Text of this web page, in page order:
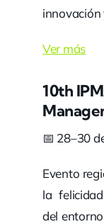
innovación
Ver más
10th
📅 28–30
Evento
la
del